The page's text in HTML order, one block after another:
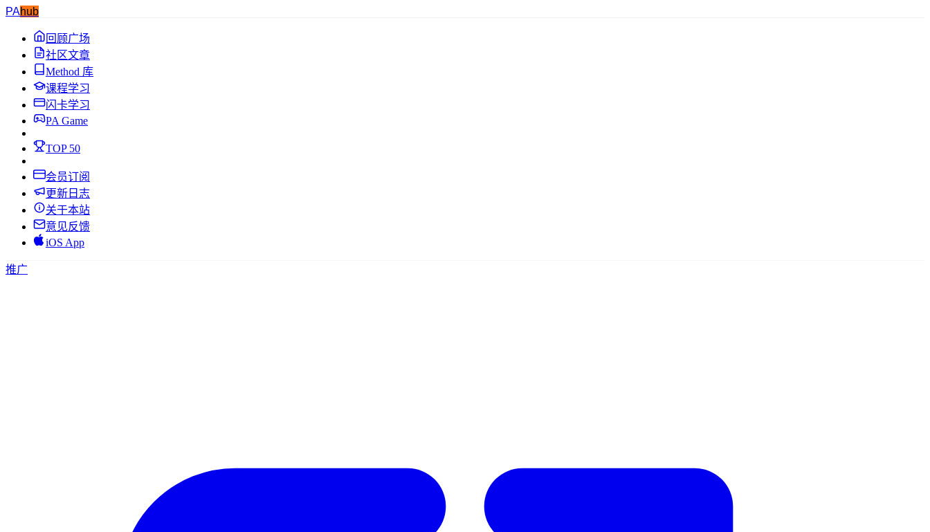
PAhub
回顾广场
社区文章
Method 库
课程学习
闪卡学习
PA Game
TOP 50
会员订阅
更新日志
关于本站
意见反馈
iOS App
推广